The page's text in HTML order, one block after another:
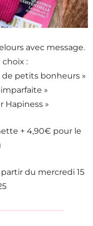
avec message.
choix :
de petits bonheurs »
»
Hapiness »
+ 4,90€ pour le
du mercredi 15